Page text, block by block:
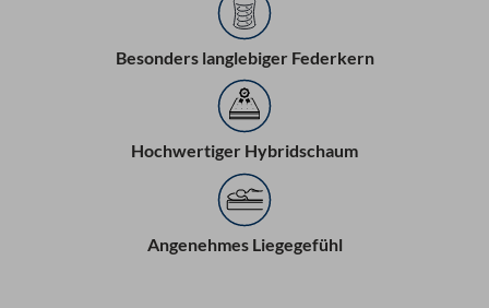
Besonders langlebiger Federkern
Hochwertiger Hybridschaum
Angenehmes Liegegefühl